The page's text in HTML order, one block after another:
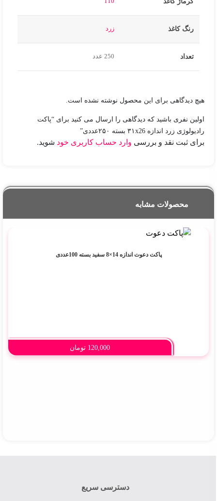
رنگ کاغذ زرد
تعداد 250 عدد
هیچ دیدگاهی برای این محصول نوشته نشده است.
اولین نفری باشید که دیدگاهی را ارسال می کنید برای “پاکت
رادیولوژی زرد اندازه ۳۱x26 بسته ۲۵۰عددی”
برای ثبت نقد و بررسی وارد حساب کاربری خود شوید.
محصولات مشابه
پاکت دعوت اندازه 14×8 سفید بسته 100عددی
120,000 تومان
دسترسی سریع